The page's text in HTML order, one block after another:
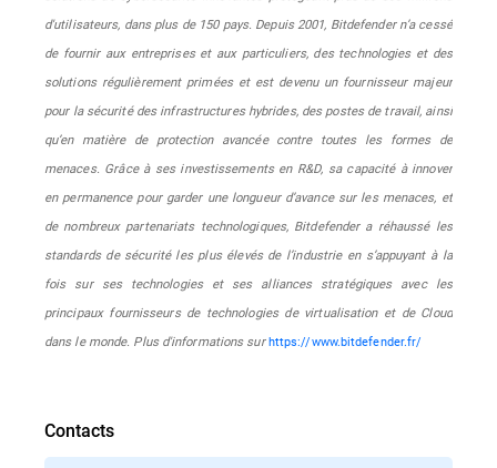
d'utilisateurs, dans plus de 150 pays. Depuis 2001, Bitdefender n’a cessé
de fournir aux entreprises et aux particuliers, des technologies et des
solutions régulièrement primées et est devenu un fournisseur majeur
pour la sécurité des infrastructures hybrides, des postes de travail, ainsi
qu’en matière de protection avancée contre toutes les formes de
menaces. Grâce à ses investissements en R&D, sa capacité à innover
en permanence pour garder une longueur d’avance sur les menaces, et
de nombreux partenariats technologiques, Bitdefender a réhaussé les
standards de sécurité les plus élevés de l’industrie en s’appuyant à la
fois sur ses technologies et ses alliances stratégiques avec les
principaux fournisseurs de technologies de virtualisation et de Cloud
dans le monde. Plus d'informations surhttps://www.bitdefender.fr/
Contacts